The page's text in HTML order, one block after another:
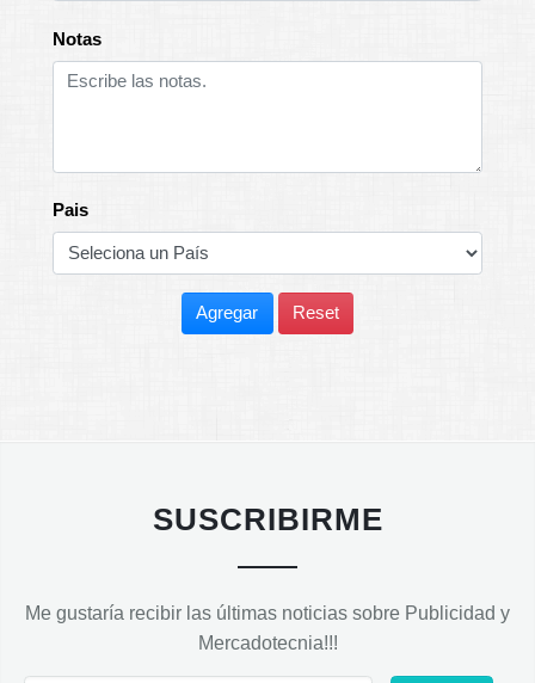
Notas
Pais
Agregar Reset
SUSCRIBIRME
Me gustaría recibir las últimas noticias sobre Publicidad y
Mercadotecnia!!!